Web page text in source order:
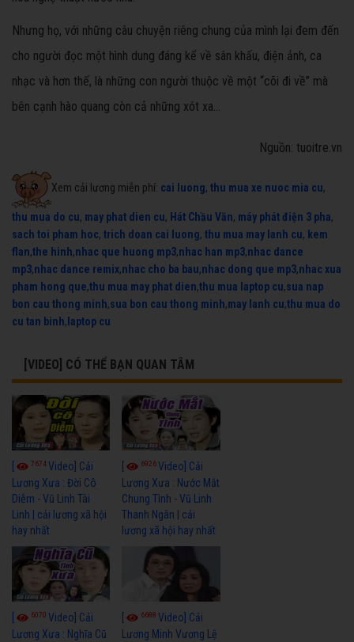
Nhưng họ, với những câu chuyện riêng chung của mình lại đem đến
cho người đọc một hình dung đáng kể về sân khấu, điện ảnh, ca
nhạc và hơn thế, là những con người thuộc về một “cõi đi về” mà
bên cạnh hào quang còn cả những xót xa...
Nguồn: tuoitre.vn
Xem cải lương miễn phí: cai luong, thu mua xe nuoc mia cu,
thu mua do cu, may phat dien cu, Hát Chầu Văn, máy phát điện 3 pha,
sach toi pham hoc, trich doan cai luong, thu mua may lanh cu, kem
flan,the hinh,nhac que huong mp3,nhac han mp3,nhac dance
mp3,nhac dance remix,nhac cho ba bau,nhac dong que mp3,nhac xua
pham hong que,thu mua may phat dien,thu mua laptop cu,sua nap
bon cau thong minh,sua bon cau thong minh,may lanh cu,thu mua do
cu tan binh, laptop cu
[VIDEO] CÓ THỂ BẠN QUAN TÂM
7674Video] Cải
Lương Xưa : Đời Cô
Diễm - Vũ Linh Tài
Linh | cải lương xã hội
hay nhất
6926Video] Cải
Lương Xưa : Nước Mắt
Chung Tình - Vũ Linh
Thanh Ngân | cải
lương xã hội hay nhất
6070 Video] Cải
Lương Xưa : Nghĩa Cũ
6688Video] Cải
Lương Minh Vương Lệ